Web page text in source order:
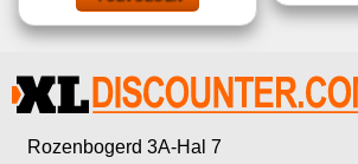
Rozenbogerd 3A-Hal 7